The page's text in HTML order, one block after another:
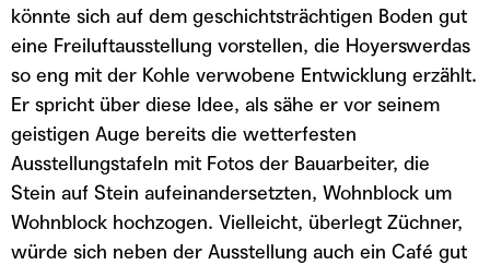
könnte sich auf dem geschichtsträchtigen Boden gut
eine Freiluftausstellung vorstellen, die Hoyerswerdas
so eng mit der Kohle verwobene Entwicklung erzählt.
Er spricht über diese Idee, als sähe er vor seinem
geistigen Auge bereits die wetterfesten
Ausstellungstafeln mit Fotos der Bauarbeiter, die
Stein auf Stein aufeinandersetzten, Wohnblock um
Wohnblock hochzogen. Vielleicht, überlegt Züchner,
würde sich neben der Ausstellung auch ein Café gut